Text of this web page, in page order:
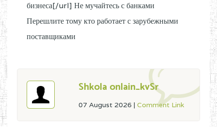
бизнеса[/url] Не мучайтесь с банками
Перешлите тому кто работает с зарубежными
поставщиками
Shkola onlain_kvSr
07 August 2026 | Comment Link